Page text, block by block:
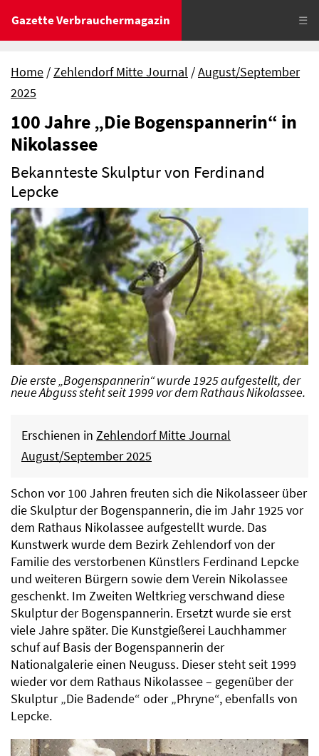
Gazette Verbrauchermagazin ☰
Home Zehlendorf Mitte Journal
August/September
2025
100 Jahre „Die Bogenspannerin“ in
Nikolassee
Bekannteste Skulptur von Ferdinand
Lepcke
Die erste „Bogenspannerin“ wurde 1925 aufgestellt, der
neue Abguss steht seit 1999 vor dem Rathaus Nikolassee.
Erschienen in Zehlendorf Mitte Journal
August/September 2025
Schon vor 100 Jahren freuten sich die Nikolasseer über
die Skulptur der Bogenspannerin, die im Jahr 1925 vor
dem Rathaus Nikolassee aufgestellt wurde. Das
Kunstwerk wurde dem Bezirk Zehlendorf von der
Familie des verstorbenen Künstlers Ferdinand Lepcke
und weiteren Bürgern sowie dem Verein Nikolassee
geschenkt. Im Zweiten Weltkrieg verschwand diese
Skulptur der Bogenspannerin. Ersetzt wurde sie erst
viele Jahre später. Die Kunstgießerei Lauchhammer
schuf auf Basis der Bogenspannerin der
Nationalgalerie einen Neuguss. Dieser steht seit 1999
wieder vor dem Rathaus Nikolassee – gegenüber der
Skulptur „Die Badende“ oder „Phryne“, ebenfalls von
Lepcke.